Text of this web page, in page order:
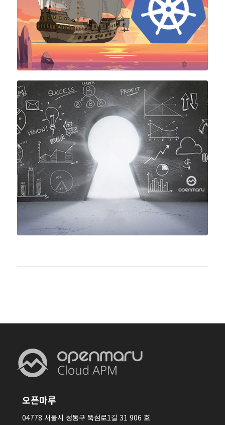
오픈마루
04778 서울시 성동구 뚝섬로1길 31 906 호